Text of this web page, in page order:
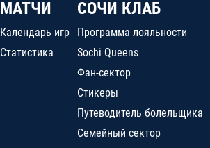
МАТЧИ
Календарь игр
Статистика
СОЧИ КЛАБ
Программа лояльности
Sochi Queens
Фан-сектор
Стикеры
Путеводитель болельщика
Семейный сектор